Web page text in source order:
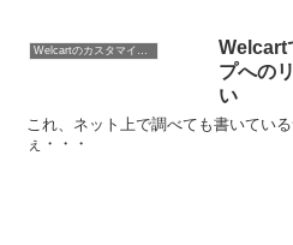
Welcartのカスタマイズ方法
Welcart
プへの
い
これ、ネット上で調べても書いてい
ぇ・・・